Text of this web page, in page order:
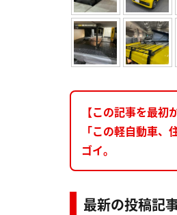
【この記事を最初
「この軽自動車
ゴイ。
最新の投稿記